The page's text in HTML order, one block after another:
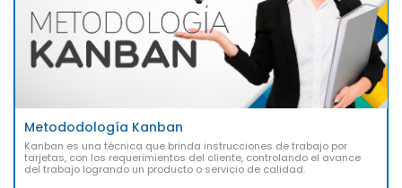
Metododología Kanban
Kanban es una técnica que brinda instrucciones de trabajo por
tarjetas, con los requerimientos del cliente, controlando el avance
del trabajo logrando un producto o servicio de calidad.